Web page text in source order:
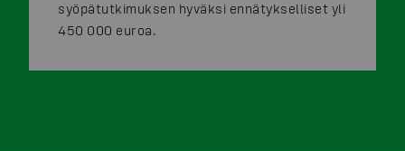
syöpätutkimuksen hyväksi ennätykselliset yli
450 000 euroa.